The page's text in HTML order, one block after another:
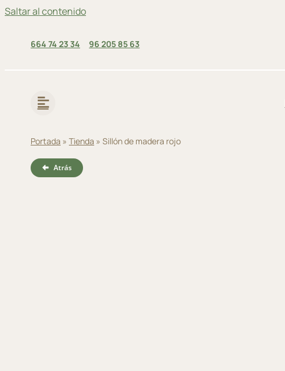
Saltar al contenido
664 74 23 34 96 205 85 63
Portada » Tienda » Sillón de madera rojo
Atrás